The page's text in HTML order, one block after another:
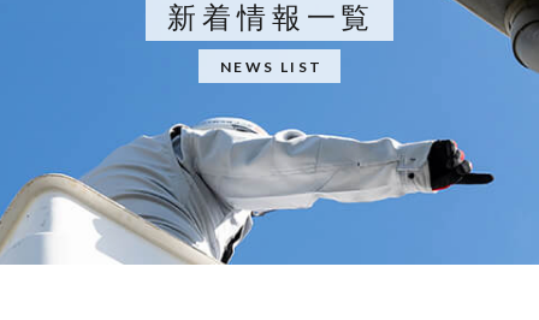
新着情報一覧
NEWS LIST